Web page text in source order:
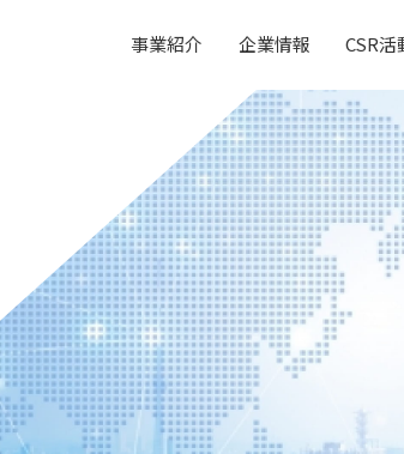
事業紹介 企業情報 CSR活